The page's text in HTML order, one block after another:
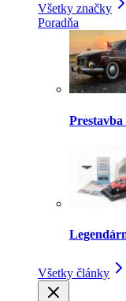
Všetky značky
Poradňa
Všetky články